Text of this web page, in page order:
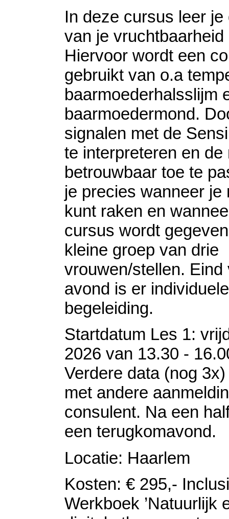
In deze cursus leer je
van je
Hiervoor wordt een
gebruikt van o.a
baarmoederhalsslijm
baarmoedermond.
signalen met de
te interpreteren en de
betrouwbaar toe te
je precies wanneer je
kunt raken en
cursus wordt
kleine groep van drie
vrouwen/stellen. Eind
avond is er individuele
begeleiding.
Startdatum Les 1:
2026 van 13.30 -
Verdere data (nog
met andere
consulent. Na een
een terugkomavond.
Locatie: Haarlem
Kosten: € 295,-
Werkboek ’Natuurlijk